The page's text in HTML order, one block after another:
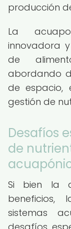
producción
La
innovadora
de
abordando
de espacio,
gestión de
Desafíos
de
Si bien la
beneficios,
sistemas